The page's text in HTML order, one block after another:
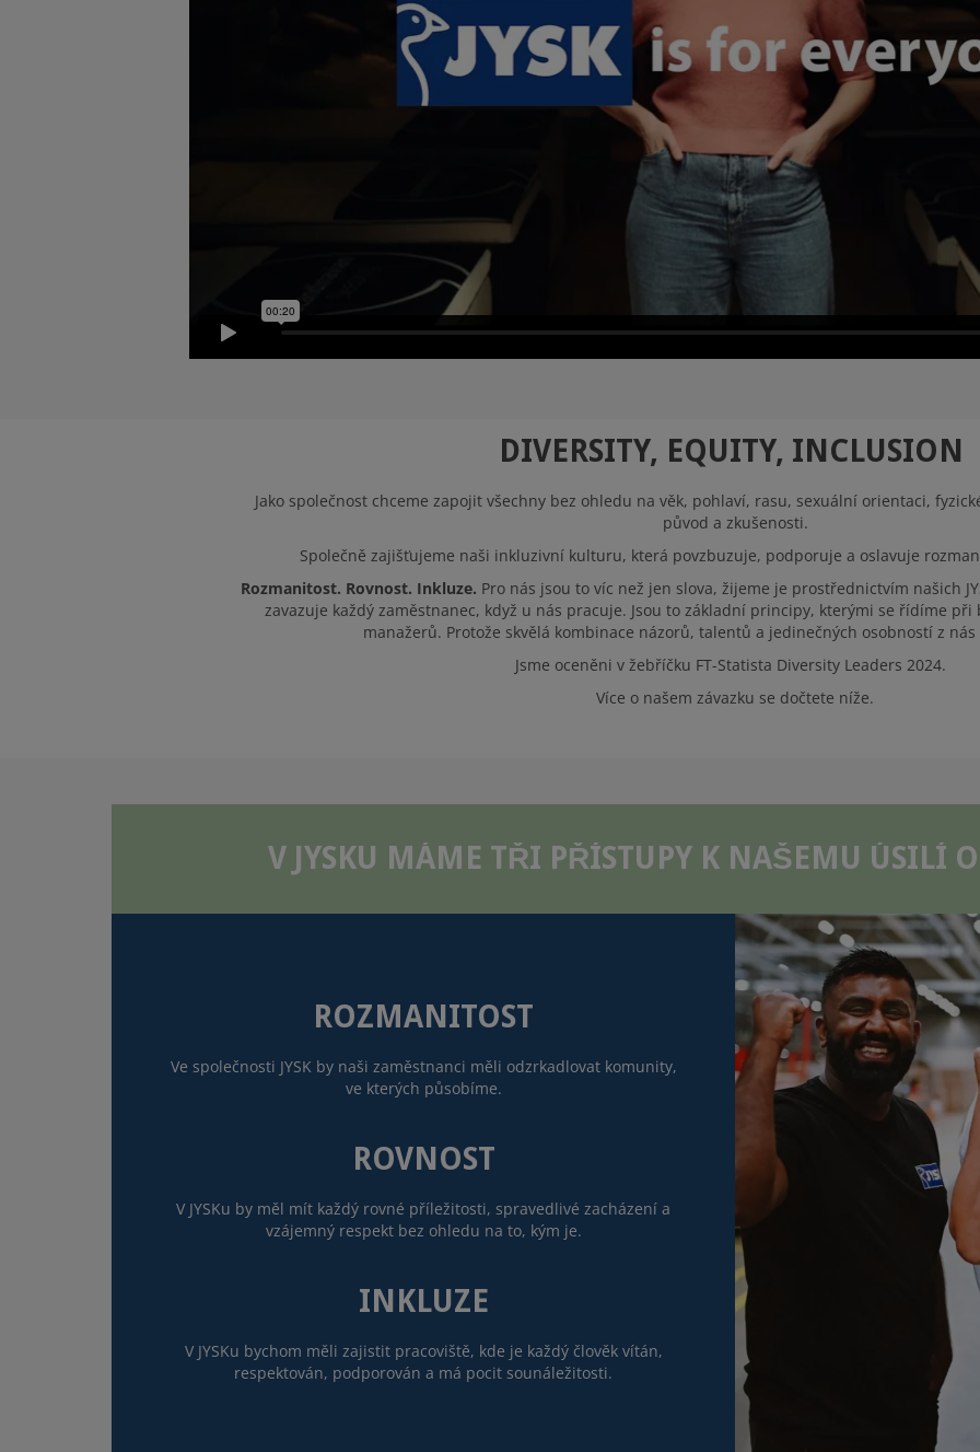
DIVERSITY, EQUITY, INCLUSION
Jako společnost chceme zapojit všechny bez ohledu na věk, pohlaví, rasu, sexuální orientaci,
původ a zkušenosti.
Společně zajišťujeme naši inkluzivní kulturu, která povzbuzuje, podporuje a oslavuje
Rozmanitost. Rovnost. Inkluze. Pro nás jsou to víc než jen slova, žijeme je prostřednictvím našich
zavazuje každý zaměstnanec, když u nás pracuje. Jsou to základní principy, kterými se řídíme
manažerů. Protože skvělá kombinace názorů, talentů a jedinečných osobností z
Jsme oceněni v žebříčku FT-Statista Diversity Leaders 2024.
Více o našem závazku se dočtete níže.
V JYSKU MÁME TŘI PŘÍSTUPY K NAŠEMU ÚSILÍ
ROZMANITOST
Ve společnosti JYSK by naši zaměstnanci měli odzrkadlovat komunity,
ve kterých působíme.
ROVNOST
V JYSKu by měl mít každý rovné příležitosti, spravedlivé zacházení a
vzájemný respekt bez ohledu na to, kým je.
INKLUZE
V JYSKu bychom měli zajistit pracoviště, kde je každý člověk vítán,
respektován, podporován a má pocit sounáležitosti.